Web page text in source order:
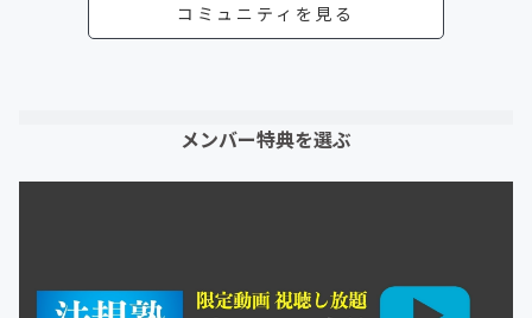
コミュニティを見る
メンバー特典を選ぶ